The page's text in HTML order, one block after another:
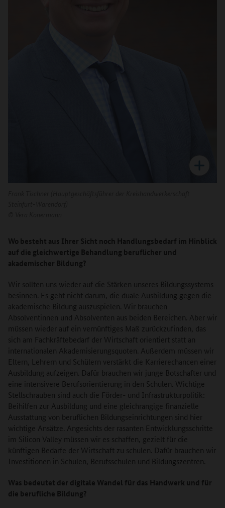
Wo besteht aus Ihrer Sicht noch Handlungsbedarf im Hinblick
auf die gleichwertige Behandlung beruflicher und
akademischer Bildung?
Wir sollten uns wieder auf die Stärken unseres Bildungssystems
besinnen. Es geht nicht darum, die duale Ausbildung gegen die
akademische Bildung auszuspielen. Wir brauchen
Absolventinnen und Absolventen aus beiden Bereichen. Aber wir
müssen wieder auf ein vernünftiges Maß zurückzufinden, das
sich am Fachkräftebedarf der Wirtschaft orientiert statt an
internationalen Akademisierungsquoten. Außerdem müssen wir
Eltern, Lehrern und Schülern verstärkt die Karrierechancen einer
Ausbildung aufzeigen. Dafür brauchen wir junge Botschafter und
eine intensivere Berufsorientierung in den Schulen. Wichtige
Stellschrauben sind auch die Förder- und Infrastrukturpolitik:
Beihilfen zur Ausbildung und eine gleichrangige finanzielle
Ausstattung von beruflichen Bildungseinrichtungen sind hier
wichtige Ansätze. Angesichts der rasanten Entwicklungsschritte
im Silicon Valley müssen wir es schaffen, gezielt für die
künftigen Bedarfe der Wirtschaft zu schulen. Dafür brauchen wir
Investitionen in Schulen, Berufsschulen und Bildungszentren.
Was bedeutet der digitale Wandel für das Handwerk und für
die berufliche Bildung?